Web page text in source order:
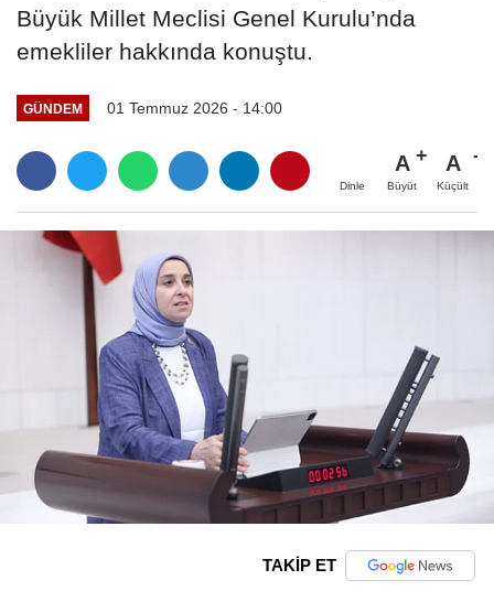
Büyük Millet Meclisi Genel Kurulu’nda
emekliler hakkında konuştu.
GÜNDEM 01 Temmuz 2026 - 14:00
Dinle
A
Büyüt
A
Küçült
TAKİP ET